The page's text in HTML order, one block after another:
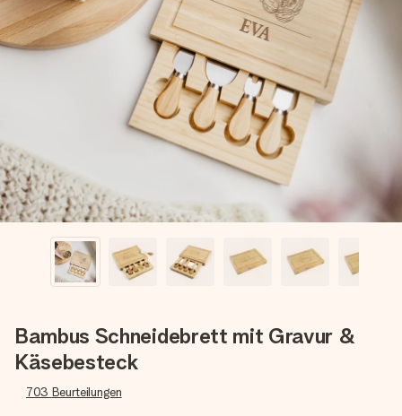
Mit Liebe gemacht, im Handumdrehen
Erstelle etwas Einzigartiges in wenigen Schritten – mit
ihrem Namen, deinem Foto oder einer Nachricht von
Herzen. Kein Stress, nur pure Liebe für den perfekten
Bambus Schneidebrett mit Gravur &
Käsebesteck
703 Beurteilungen